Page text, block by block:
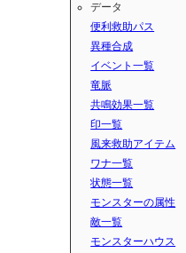
データ
便利救助パス
異種合成
イベント一覧
竜脈
共鳴効果一覧
印一覧
風来救助アイテム
ワナ一覧
状態一覧
モンスターの属性
敵一覧
モンスターハウス